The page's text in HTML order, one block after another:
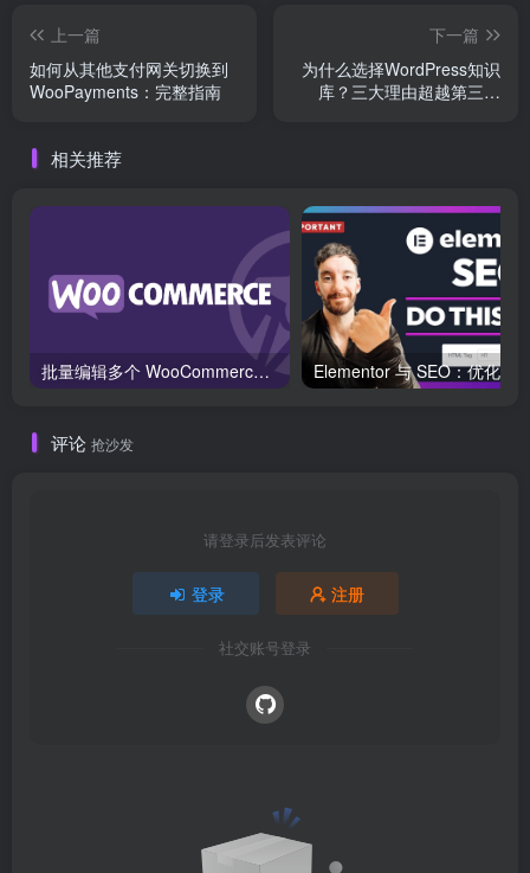
上一篇
如何从其他支付网关切换到
WooPayments：完整指南
下一篇
为什么选择WordPress知识
库？三大理由超越第三方
相关推荐
批量编辑多个 WooCommerce 产品变体价格的 2 个方法？
评论 抢沙发
请登录后发表评论
登录 注册
社交账号登录